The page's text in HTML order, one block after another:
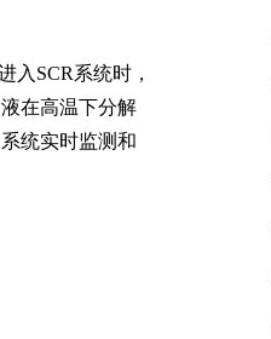
入SCR系统时，
在高温下分解
统实时监测和